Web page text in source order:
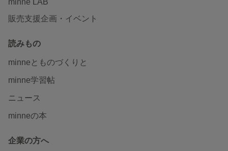
販売支援企画・イベント
読みもの
minneとものづくりと
minne学習帖
ニュース
minneの本
企業の方へ